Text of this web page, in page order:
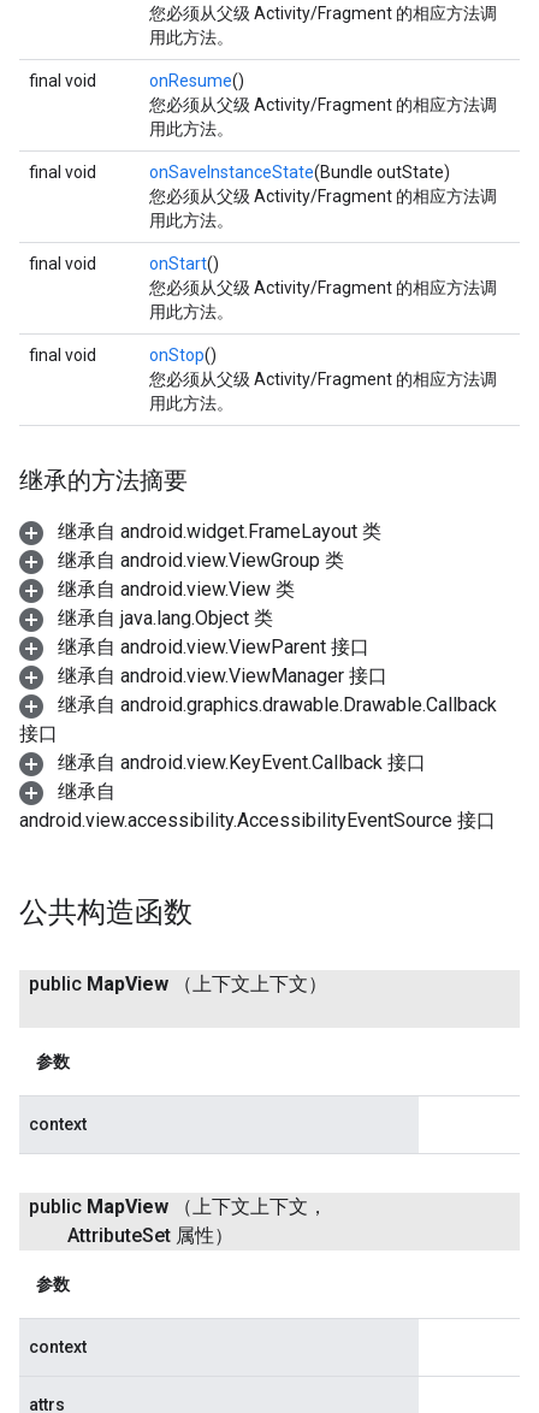
您必须从父级 Activity/Fragment 的相应方法调
用此方法。
final void onResume()
您必须从父级 Activity/Fragment 的相应方法调
用此方法。
final void onSaveInstanceState(Bundle outState)
您必须从父级 Activity/Fragment 的相应方法调
用此方法。
final void onStart()
您必须从父级 Activity/Fragment 的相应方法调
用此方法。
final void onStop()
您必须从父级 Activity/Fragment 的相应方法调
用此方法。
继承的方法摘要
继承自 android.widget.FrameLayout 类
继承自 android.view.ViewGroup 类
继承自 android.view.View 类
继承自 java.lang.Object 类
继承自 android.view.ViewParent 接口
继承自 android.view.ViewManager 接口
继承自 android.graphics.drawable.Drawable.Callback
接口
继承自 android.view.KeyEvent.Callback 接口
继承自
android.view.accessibility.AccessibilityEventSource 接口
公共构造函数
public MapView （上下文上下文）
参数
context
public MapView
（上下文上下文，
AttributeSet 属性）
参数
context
attrs